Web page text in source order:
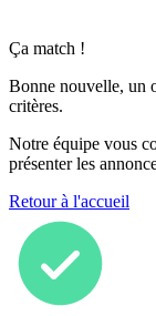
Ça match !
Bonne nouvelle, un
critères.
Notre équipe vous
présenter les
Retour à l'accueil